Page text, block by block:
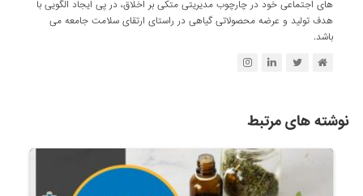
های اجتماعی خود در چارچوب مدیریتی متکی بر اخلاق، در پی ایجاد الگویی با
هدف تولید و عرضه محصولاتی گیاهی در راستای ارتقای سلامت جامعه می
باشد.
نوشته های مرتبط